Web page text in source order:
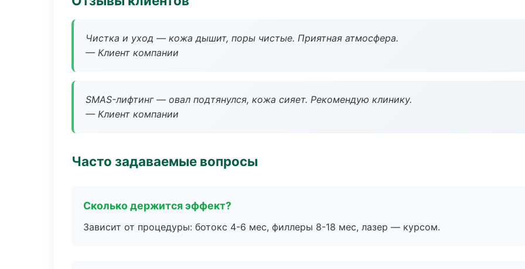
Чистка и уход — кожа дышит, поры чистые. Приятная атмосфера.
— Клиент компании
SMAS-лифтинг — овал подтянулся, кожа сияет. Рекомендую клинику.
— Клиент компании
Часто задаваемые вопросы
Сколько держится эффект?
Зависит от процедуры: ботокс 4-6 мес, филлеры 8-18 мес, лазер — курсом.